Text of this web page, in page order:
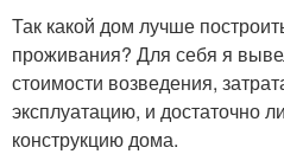
Так какой дом лучше
проживания? Для себя я
стоимости возведения,
эксплуатацию, и достаточно
конструкцию дома.